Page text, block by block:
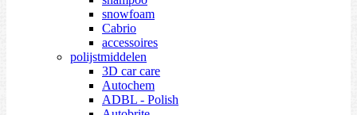
snowfoam
Cabrio
accessoires
polijstmiddelen
3D car care
Autochem
ADBL - Polish